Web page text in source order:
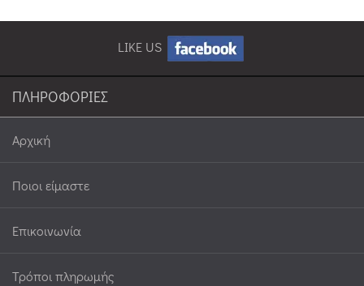
LIKE US
ΠΛΗΡΟΦΟΡΙΕΣ
Αρχική
Ποιοι είμαστε
Επικοινωνία
Τρόποι πληρωμής